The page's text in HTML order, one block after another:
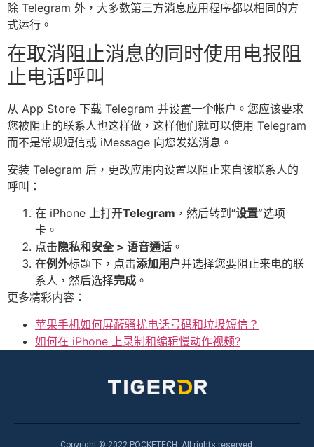
除 Telegram 外，大多数第三方消息应用程序都以相同的方
式运行。
在取消阻止消息的同时使用电报阻
止电话呼叫
从 App Store 下载 Telegram 并设置一个帐户。您应该要求
您被阻止的联系人也这样做，这样他们就可以使用 Telegram
而不是常规短信或 iMessage 向您发送消息。
安装 Telegram 后，更改应用内设置以阻止来自该联系人的
呼叫：
在 iPhone 上打开Telegram ，然后转到“设置”选项
卡。
点击 隐私和安全 > 语音通话 。
在例外标题下，点击添加用户并选择您要阻止来电的联
系人，然后选择完成 。
更多精彩内容：
苹果手机如何屏蔽骚扰电话号码和垃圾短信？
如何在 iPhone 上录制和编辑慢动作视频?
Copyright © 2022 POCKETECH. All rights reserved.